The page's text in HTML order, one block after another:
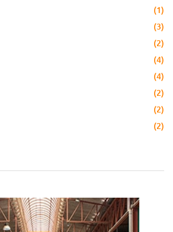
(1)
(3)
(2)
(4)
(4)
(2)
(2)
(2)